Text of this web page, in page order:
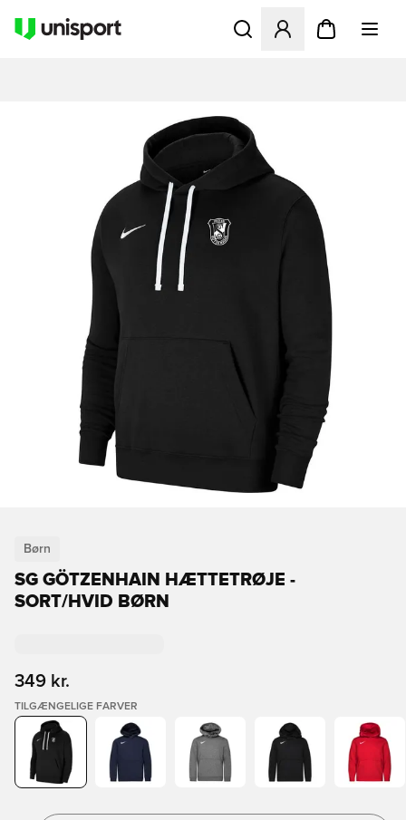
Åbner en Modal til at
Børn
SG GÖTZENHAIN HÆTTETRØJE -
SORT/HVID BØRN
349 kr.
TILGÆNGELIGE FARVER